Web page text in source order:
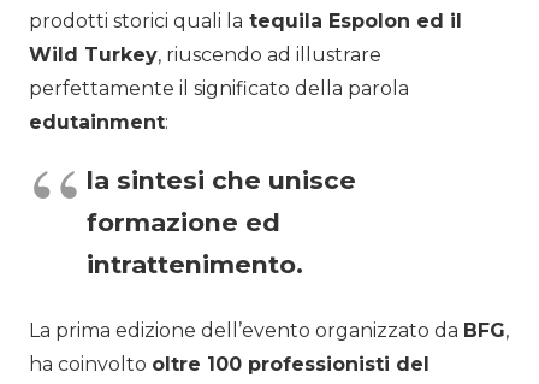
prodotti storici quali la tequila Espolon ed il
Wild Turkey, riuscendo ad illustrare
perfettamente il significato della parola
edutainment:
la sintesi che unisce
formazione ed
intrattenimento.
La prima edizione dell’evento organizzato da BFG,
ha coinvolto oltre 100 professionisti del